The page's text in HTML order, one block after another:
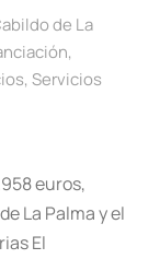
de La
,
, Servicios
euros,
La Palma y el
El